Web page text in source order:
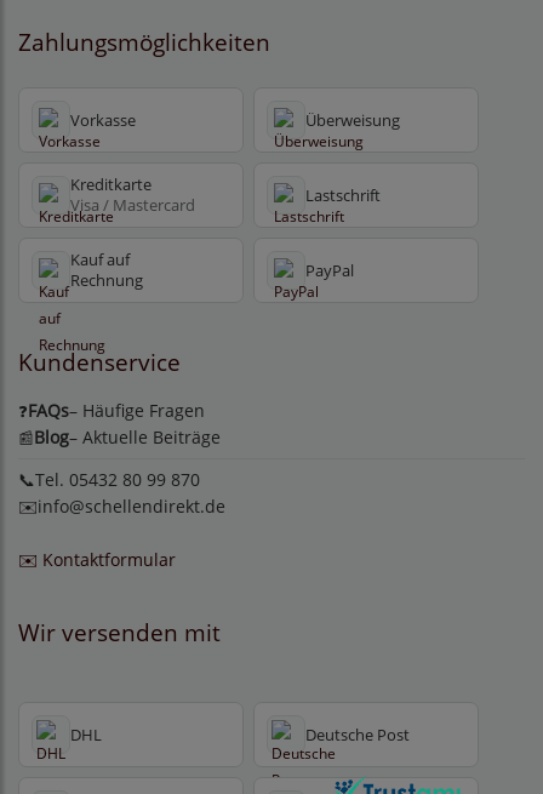
Zahlungsmöglichkeiten
Vorkasse Überweisung
Kreditkarte
Visa / Mastercard Lastschrift
Kauf auf
Rechnung
PayPal
Kundenservice
❓FAQs– Häufige Fragen
📰Blog– Aktuelle Beiträge
📞Tel. 05432 80 99 870
✉️info@schellendirekt.de
✉️ Kontaktformular
Wir versenden mit
DHL Deutsche Post